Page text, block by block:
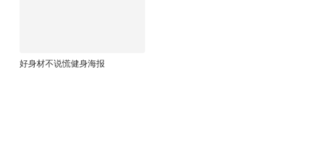
好身材不说慌健身海报